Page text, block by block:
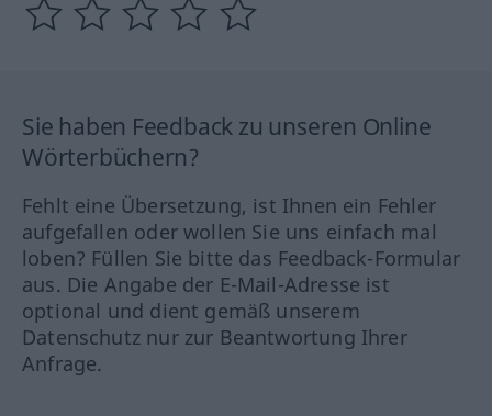
Sie haben Feedback zu unseren Online
Wörterbüchern?
Fehlt eine Übersetzung, ist Ihnen ein Fehler
aufgefallen oder wollen Sie uns einfach mal
loben? Füllen Sie bitte das Feedback-Formular
aus. Die Angabe der E-Mail-Adresse ist
optional und dient gemäß unserem
Datenschutz nur zur Beantwortung Ihrer
Anfrage.